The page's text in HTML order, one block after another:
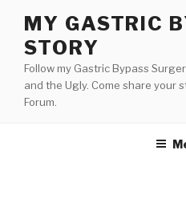
content
MY GASTRIC
STORY
Follow my Gastric Bypass
and the Ugly. Come share your
Forum.